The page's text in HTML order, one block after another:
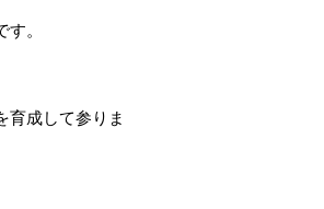
。
育成して参りま